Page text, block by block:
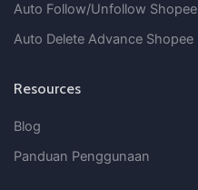
Auto Follow/Unfollow Shopee
Auto Delete Advance Shopee
Resources
Blog
Panduan Penggunaan